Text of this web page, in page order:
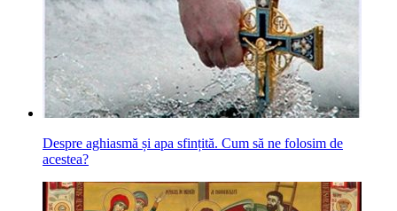
Despre aghiasmă și apa sfințită. Cum să ne folosim de
acestea?